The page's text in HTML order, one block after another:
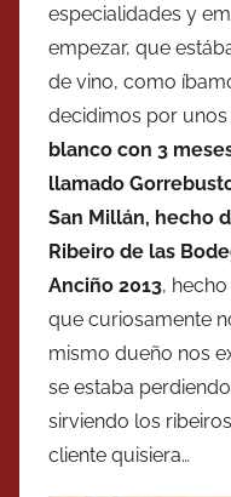
especialidades y
empezar, que
de vino, como
decidimos por
blanco con 3
llamado
San Millán, hecho
Ribeiro de las
Anciño 2013,
que curiosamente
mismo dueño nos
se estaba
sirviendo los
cliente quisiera…